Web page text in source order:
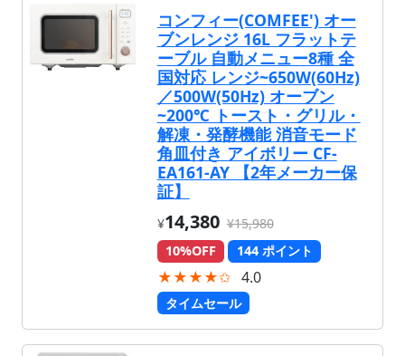
コンフィー(COMFEE') オー
ブンレンジ 16L フラットテ
ーブル 自動メニュー8種 全
国対応 レンジ~650W(60Hz)
／500W(50Hz) オーブン
~200℃ トースト・グリル・
解凍・発酵機能 消音モード
角皿付き アイボリー CF-
EA161-AY 【2年メーカー保
証】
¥14,380 ¥15,980
10%OFF
144 ポイント
★★★★✩ 4.0
タイムセール